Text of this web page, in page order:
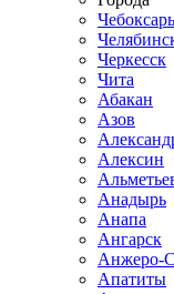
Черкесск
Чита
Абакан
Азов
Алексин
Анадырь
Анапа
Ангарск
Анжеро-
Апатиты